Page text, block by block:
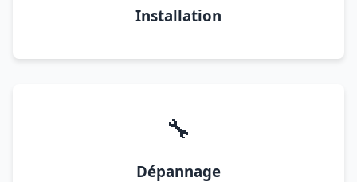
Installation
🔧
Dépannage